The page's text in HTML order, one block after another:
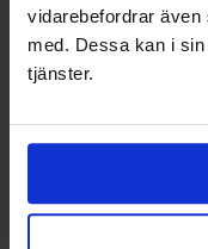
vidarebefordrar
med. Dessa kan i
tjänster.